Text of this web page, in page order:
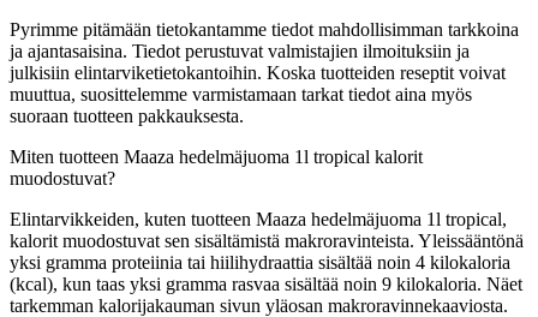
Pyrimme pitämään tietokantamme tiedot mahdollisimman tarkkoina
ja ajantasaisina. Tiedot perustuvat valmistajien ilmoituksiin ja
julkisiin elintarviketietokantoihin. Koska tuotteiden reseptit voivat
muuttua, suosittelemme varmistamaan tarkat tiedot aina myös
suoraan tuotteen pakkauksesta.
Miten tuotteen Maaza hedelmäjuoma 1l tropical kalorit
muodostuvat?
Elintarvikkeiden, kuten tuotteen Maaza hedelmäjuoma 1l tropical,
kalorit muodostuvat sen sisältämistä makroravinteista. Yleissääntönä
yksi gramma proteiinia tai hiilihydraattia sisältää noin 4 kilokaloria
(kcal), kun taas yksi gramma rasvaa sisältää noin 9 kilokaloria. Näet
tarkemman kalorijakauman sivun yläosan makroravinnekaaviosta.